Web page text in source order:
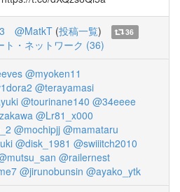
@MatkT (投稿一覧)
36
ト・ネットワーク (36)
@myoken11
@terayamasi
@tourinane140 @34eeee
@Lr81_x000
@mochipjj @mamataru
@disk_1981 @swiiitch2010
@railernest
@jirunobunsin @ayako_ytk